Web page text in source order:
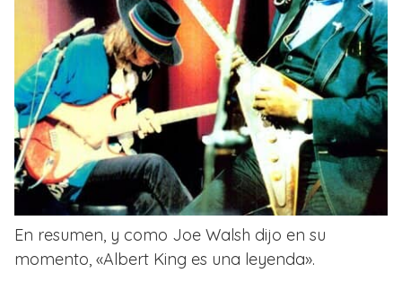
En resumen, y como Joe Walsh dijo en su
momento, «Albert King es una leyenda».